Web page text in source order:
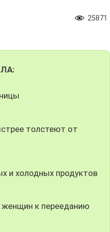
25871
толстеют от
и холодных продуктов
женщин к перееданию